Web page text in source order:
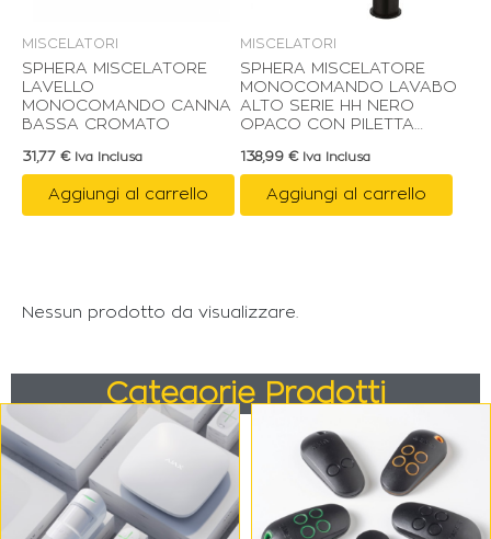
MISCELATORI
SPHERA MISCELATORE
LAVELLO
MONOCOMANDO CANNA
BASSA CROMATO
31,77 € Iva Inclusa
Aggiungi al carrello
MISCELATORI
SPHERA MISCELATORE
MONOCOMANDO LAVABO
ALTO SERIE HH NERO
OPACO CON PILETTA
138,99 € Iva Inclusa
Aggiungi al carrello
Nessun prodotto da visualizzare.
Categorie Prodotti